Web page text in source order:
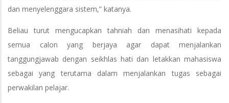
dan menyelenggara sistem,” katanya.
Beliau turut mengucapkan tahniah dan menasihati kepada
semua calon yang berjaya agar dapat menjalankan
tanggungjawab dengan seikhlas hati dan letakkan mahasiswa
sebagai yang terutama dalam menjalankan tugas sebagai
perwakilan pelajar.